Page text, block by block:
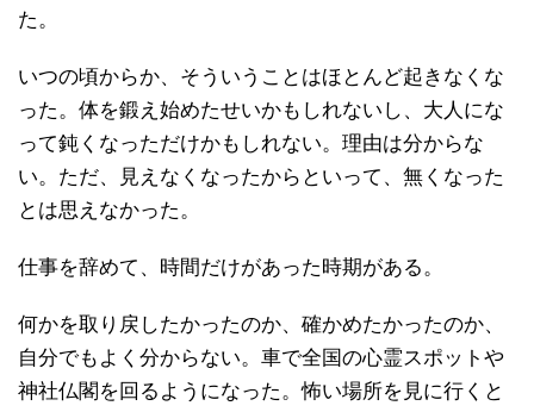
た。
いつの頃からか、そういうことはほとんど起きなくな
った。体を鍛え始めたせいかもしれないし、大人にな
って鈍くなっただけかもしれない。理由は分からな
い。ただ、見えなくなったからといって、無くなった
とは思えなかった。
仕事を辞めて、時間だけがあった時期がある。
何かを取り戻したかったのか、確かめたかったのか、
自分でもよく分からない。車で全国の心霊スポットや
神社仏閣を回るようになった。怖い場所を見に行くと